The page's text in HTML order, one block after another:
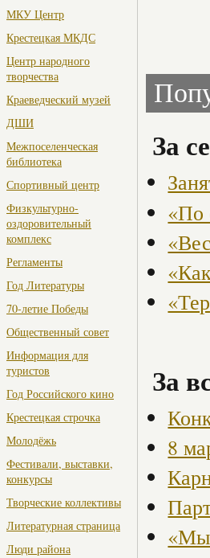
МКУ Центр
Крестецкая МКДС
Центр народного
творчества
Краеведческий музей
ДШИ
Межпоселенческая
библиотека
Спортивный центр
Физкультурно-
оздоровительный
комплекс
Регламенты
Год Литературы
70-летие Победы
Общественный совет
Информация для
туристов
Год Российского кино
Крестецкая строчка
Молодёжь
Фестивали, выставки,
конкурсы
Творческие коллективы
Литературная страница
Люди района
За
«По
За
8
«Мы